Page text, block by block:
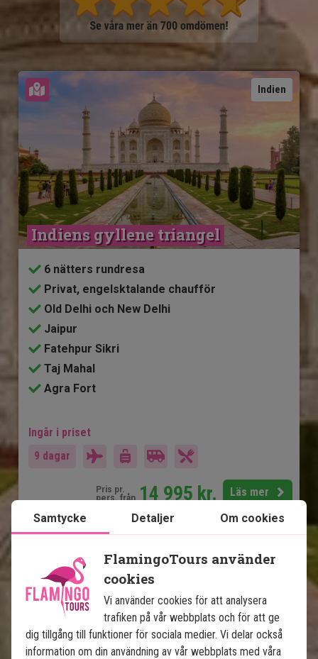
Indien
Se karta
Indiens gyllene triangel
6 nätters rundresa
Privat, engelsktalande chaufför
Old Delhi och New Delhi
Jaipur
Fatehpur Sikri
Taj Mahal
Agra Fort
Ingår i priset
9 dagar
Pris pr.
pers. från 14 995 kr. Läs mer
Indien
Se karta
Samtycke Detaljer Om cookies
FlamingoTours använder
cookies
Vi använder cookies för att analysera
trafiken på vår webbplats och för att ge
dig tillgång till funktioner för sociala medier. Vi delar också
information om din användning av vår webbplats med våra